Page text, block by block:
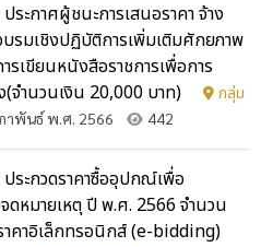
ระกาศผู้ชนะการเสนอราคา จ้าง
บรมเชิงปฏิบัติการเพิ่มเติมศักยภาพ
เขียนหนังสือราชการเพื่อการ
(จำนวนเงิน 20,000 บาท)
กลุ่ม
าพันธ์ พ.ศ. 2566 442
ระกวดราคาซื้ออุปกณ์เพื่อ
หมายเหตุ ปี พ.ศ. 2566 จำนวน
าคาอิเล็กทรอนิกส์ (e-bidding)